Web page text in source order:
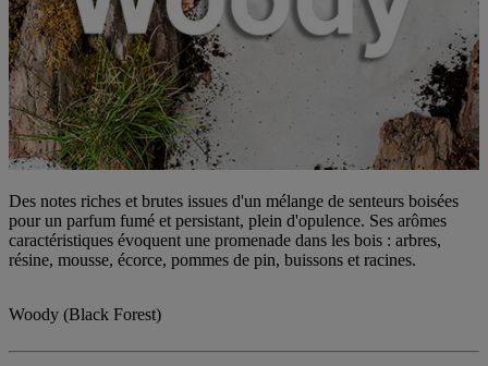
Des notes riches et brutes issues d'un mélange de senteurs boisées
pour un parfum fumé et persistant, plein d'opulence. Ses arômes
caractéristiques évoquent une promenade dans les bois : arbres,
résine, mousse, écorce, pommes de pin, buissons et racines.
Woody (Black Forest)